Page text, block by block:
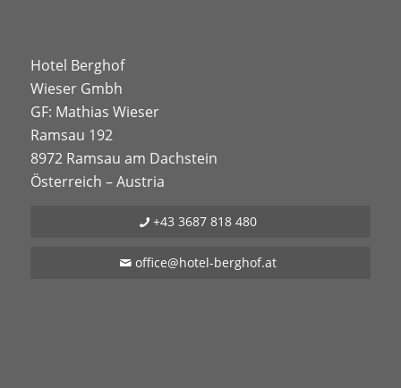
Hotel Berghof
Wieser Gmbh
GF: Mathias Wieser
Ramsau 192
8972 Ramsau am Dachstein
Österreich – Austria
+43 3687 818 480
office@hotel-berghof.at